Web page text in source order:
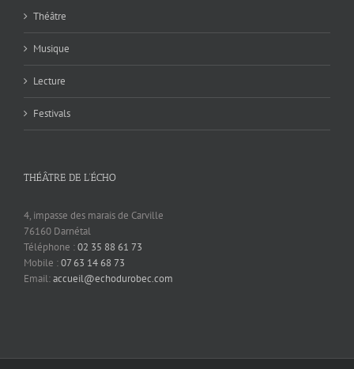
Théâtre
Musique
Lecture
Festivals
THÉÂTRE DE L’ÉCHO
4, impasse des marais de Carville
76160 Darnétal
Téléphone :02 35 88 61 73
Mobile :07 63 14 68 73
Email:accueil@echodurobec.com